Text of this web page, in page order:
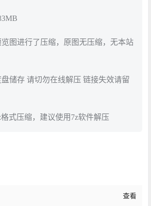
图进行了压缩，原图无压缩，无本站
储存 请切勿在线解压 链接失效请留
式压缩，建议使用7z软件解压
查看